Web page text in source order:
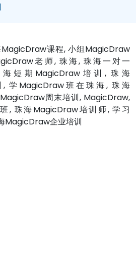
课程, 小组MagicDraw
老师, 珠海, 珠海一对一
短期MagicDraw培训, 珠海
学MagicDraw班在珠海, 珠海
周末培训, MagicDraw,
, 珠海MagicDraw培训师, 学习
MagicDraw企业培训